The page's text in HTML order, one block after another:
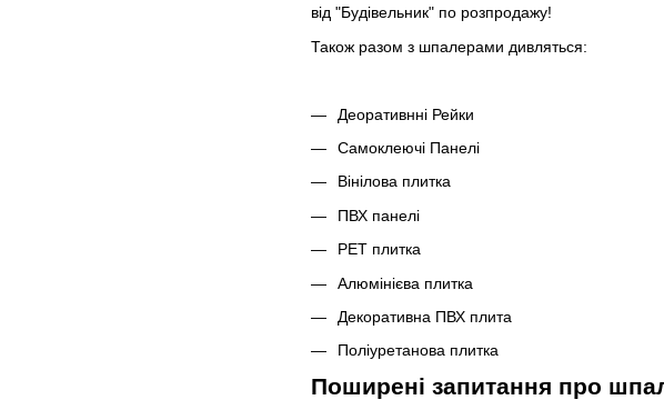
від "Будівельник" по розпродажу!
Також разом з шпалерами дивляться:
Деоративнні Рейки
Самоклеючі Панелі
Вінілова плитка
ПВХ панелі
PЕT плитка
Алюмінієва плитка
Декоративна ПВХ плита
Поліуретанова плитка
Поширені запитання про